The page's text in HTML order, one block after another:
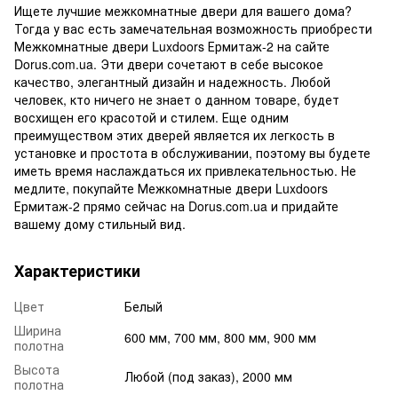
Ищете лучшие межкомнатные двери для вашего дома?
Тогда у вас есть замечательная возможность приобрести
Межкомнатные двери Luxdoors Ермитаж-2 на сайте
Dorus.com.ua. Эти двери сочетают в себе высокое
качество, элегантный дизайн и надежность. Любой
человек, кто ничего не знает о данном товаре, будет
восхищен его красотой и стилем. Еще одним
преимуществом этих дверей является их легкость в
установке и простота в обслуживании, поэтому вы будете
иметь время наслаждаться их привлекательностью. Не
медлите, покупайте Межкомнатные двери Luxdoors
Ермитаж-2 прямо сейчас на Dorus.com.ua и придайте
вашему дому стильный вид.
Характеристики
Цвет
Белый
Ширина
полотна
600 мм, 700 мм, 800 мм, 900 мм
Высота
полотна
Любой (под заказ), 2000 мм